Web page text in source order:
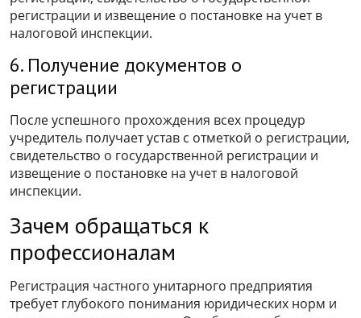
регистрации и извещение о постановке на учет в
налоговой инспекции.
6. Получение документов о
регистрации
После успешного прохождения всех процедур
учредитель получает устав с отметкой о регистрации,
свидетельство о государственной регистрации и
извещение о постановке на учет в налоговой
инспекции.
Зачем обращаться к
профессионалам
Регистрация частного унитарного предприятия
требует глубокого понимания юридических норм и